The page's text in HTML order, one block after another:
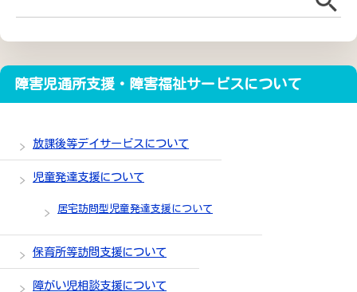
障害児通所支援・障害福祉サービスについて
放課後等デイサービスについて
児童発達支援について
居宅訪問型児童発達支援について
保育所等訪問支援について
障がい児相談支援について